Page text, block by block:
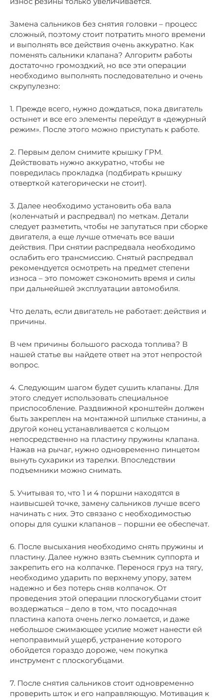
Замена сальников без снятия головки – процесс
сложный, поэтому стоит потратить много времени
и выполнять все действия очень аккуратно. Как
поменять сальники клапана? Алгоритм работы
достаточно громоздкий, но все эти операции
необходимо выполнять последовательно и очень
скрупулезно:
1. Прежде всего, нужно дождаться, пока двигатель
остынет и все его элементы перейдут в «дежурный
режим». После этого можно приступать к работе.
2. Первым делом снимите крышку ГРМ.
Действовать нужно аккуратно, чтобы не
повредилась прокладка (подбирать крышку
отверткой категорически не стоит).
3. Далее необходимо установить оба вала
(коленчатый и распредвал) по меткам. Детали
следует разметить, чтобы не запутаться при сборке
двигателя, а еще лучше отмечать все ваши
действия. При снятии распредвала необходимо
ослабить его трансмиссию. Снятый распредвал
рекомендуется осмотреть на предмет степени
износа – это поможет сэкономить время и силы
при дальнейшей эксплуатации автомобиля.
Что делать, если двигатель не работает: действия и
причины.
В чем причины большого расхода топлива? В
нашей статье вы найдете ответ на этот непростой
вопрос.
4. Следующим шагом будет сушить клапаны. Для
этого следует использовать специальное
приспособление. Раздвижной кронштейн должен
быть закреплен на монтажной шпильке станины, а
другой конец устанавливается с кольцом
непосредственно на пластину пружины клапана.
Нажав на рычаг, нужно одновременно пинцетом
вынуть сухарики из тарелки. Впоследствии
подъемники можно снимать.
5. Учитывая то, что 1 и 4 поршни находятся в
наивысшей точке, замену сальников лучше всего
начинать с них. Это связано с необходимостью
опоры для сушки клапанов – поршни ее обеспечат.
6. После высыхания необходимо снять пружины и
пластину. Далее нужно взять съемник суппорта и
закрепить его на колпачке. Перенося груз на тягу,
необходимо ударить по верхнему упору, затем
надежно и без потерь сняв колпачок. От
проведения этой операции плоскогубцами стоит
воздержаться – дело в том, что посадочная
пластина капота очень легко ломается, и даже
небольшое сжимающее усилие может нанести ей
непоправимый ущерб, устранение которого
обойдется гораздо дороже, чем покупка
инструмент с плоскогубцами.
7. После снятия сальников стоит одновременно
проверить шток и его направляющую. Мотивация к